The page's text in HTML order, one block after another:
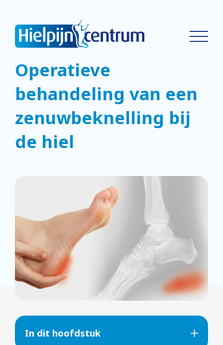
Operatieve
behandeling van een
zenuwbeknelling bij
de hiel
In dit hoofdstuk